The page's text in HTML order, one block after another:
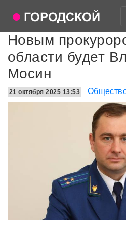
Новым
области будет
Мосин
21 октября 2025 13:53